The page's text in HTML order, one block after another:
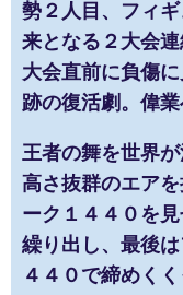
勢２人目、フィ
来となる２大会連
大会直前に負傷
跡の復活劇。偉業
王者の舞を世界
高さ抜群のエア
ーク１４４０を
繰り出し、最後
４４０で締めく